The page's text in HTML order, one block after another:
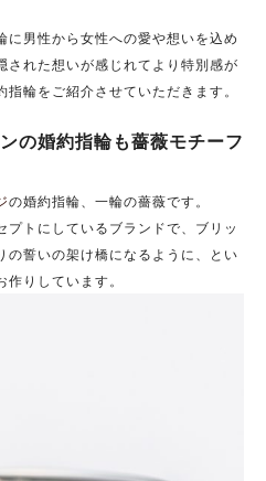
に男性から女性への愛や想いを込め
された想いが感じれてより特別感が
輪をご紹介させていただきます。
の婚約指輪も薔薇モチーフ
の婚約指輪、一輪の薔薇です。
トにしているブランドで、ブリッ
の誓いの架け橋になるように、とい
りしています。